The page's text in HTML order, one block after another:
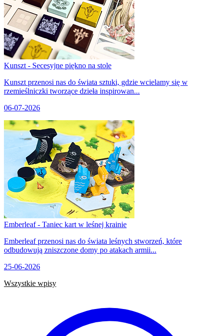
Kunszt - Secesyjne piękno na stole
Kunszt przenosi nas do świata sztuki, gdzie wcielamy się w
rzemieślniczki tworzące dzieła inspirowan...
06-07-2026
Emberleaf - Taniec kart w leśnej krainie
Emberleaf przenosi nas do świata leśnych stworzeń, które
odbudowują zniszczone domy po atakach armii...
25-06-2026
Wszystkie wpisy